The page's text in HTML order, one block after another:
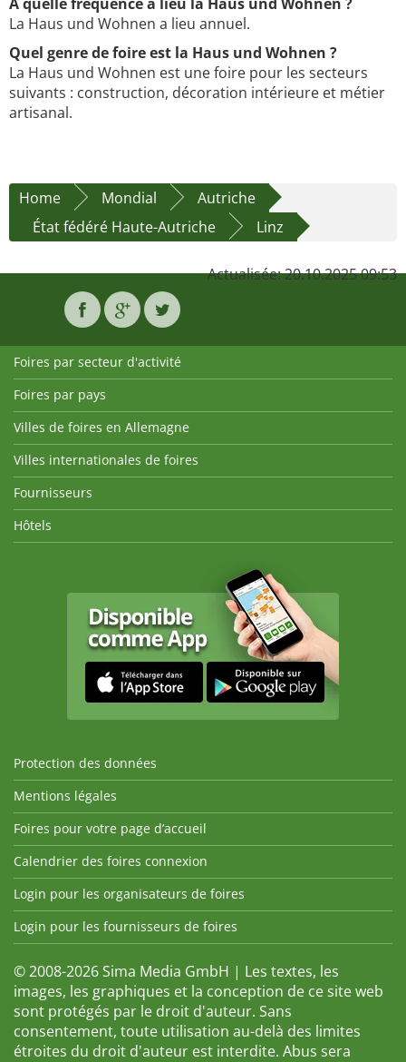
À quelle fréquence a lieu la Haus und Wohnen ?
La Haus und Wohnen a lieu annuel.
Quel genre de foire est la Haus und Wohnen ?
La Haus und Wohnen est une foire pour les secteurs
suivants : construction, décoration intérieure et métier
artisanal.
Home Mondial
Autriche
État fédéré Haute-Autriche
Linz
Actualisée: 20.10.2025 09:53
Foires par secteur d'activité
Foires par pays
Villes de foires en Allemagne
Villes internationales de foires
Fournisseurs
Hôtels
Protection des données
Mentions légales
Foires pour votre page d’accueil
Calendrier des foires connexion
Login pour les organisateurs de foires
Login pour les fournisseurs de foires
© 2008-2026 Sima Media GmbH | Les textes, les
images, les graphiques et la conception de ce site web
sont protégés par le droit d'auteur. Sans
consentement, toute utilisation au-delà des limites
étroites du droit d'auteur est interdite. Abus sera